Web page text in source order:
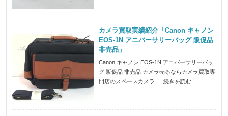
カメラ買取実績紹介「Canon キャノン
EOS-1N アニバーサリーバッグ 販促品
非売品」
Canon キャノン EOS-1N アニバーサリーバッ
グ 販促品 非売品 カメラ売るならカメラ買取専
門店のスペースカメラ …続きを読む